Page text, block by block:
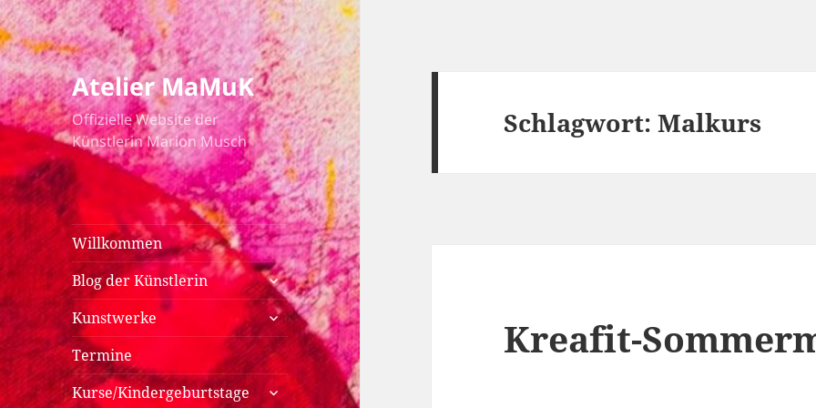
Atelier MaMuK
Offizielle Website der
Künstlerin Marion Musch
Willkommen
Blog der Künstlerin
untermenü
anzeigen
Kunstwerke
untermenü
anzeigen
Termine
Kurse/Kindergeburtstage
untermenü
Schlagwort:Malkurs
Kreafit-